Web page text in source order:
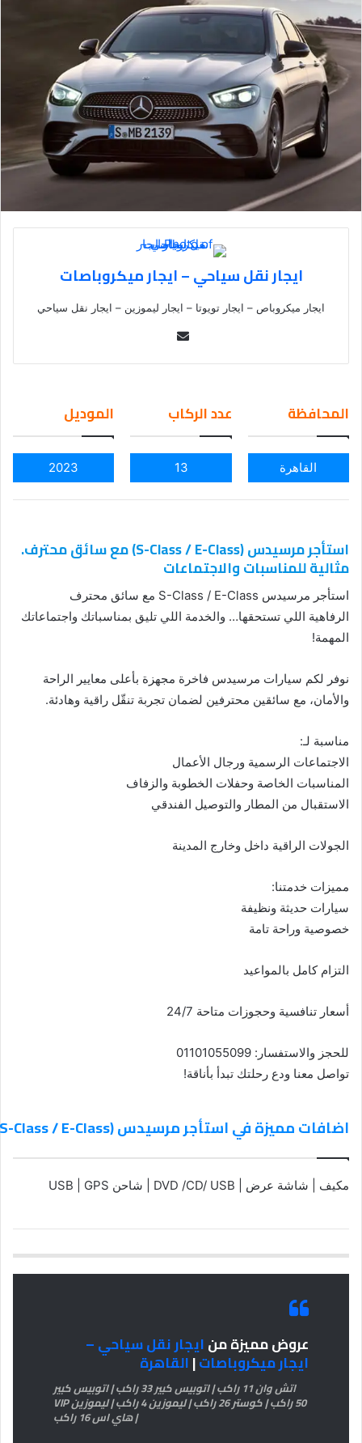
ايجار نقل سياحي – ايجار ميكروباصات
ايجار ميكروباص – ايجار تويوتا – ايجار ليموزين – ايجار نقل سياحي
ail
المحافظة
القاهرة
عدد الركاب
13
الموديل
2023
استأجر مرسيدس (S-Class / E-Class) مع سائق محترف.
مثالية للمناسبات والاجتماعات
استأجر مرسيدس S-Class / E-Class مع سائق محترف
الرفاهية اللي تستحقها… والخدمة اللي تليق بمناسباتك واجتماعاتك
المهمة!
نوفر لكم سيارات مرسيدس فاخرة مجهزة بأعلى معايير الراحة
والأمان، مع سائقين محترفين لضمان تجربة تنقّل راقية وهادئة.
مناسبة لـ:
الاجتماعات الرسمية ورجال الأعمال
المناسبات الخاصة وحفلات الخطوبة والزفاف
الاستقبال من المطار والتوصيل الفندقي
الجولات الراقية داخل وخارج المدينة
مميزات خدمتنا:
سيارات حديثة ونظيفة
خصوصية وراحة تامة
التزام كامل بالمواعيد
أسعار تنافسية وحجوزات متاحة 24/7
للحجز والاستفسار: 01101055099
تواصل معنا ودع رحلتك تبدأ بأناقة!
اضافات مميزة في استأجر مرسيدس (S-Class / E-Class) مع سائق محترف. مثالية للمناسبات والاجتماعات
مكيف | شاشة عرض | DVD /CD/ USB | شاحن USB | GPS
عروض مميزة منايجار نقل سياحي –
ايجار ميكروباصات|القاهرة
اتش وان 11 راكب | اتوبيس كبير 33 راكب | اتوبيس كبير
50 راكب | كوستر 26 راكب | ليموزين 4 راكب | ليموزين VIP
| هاي اس 16 راكب